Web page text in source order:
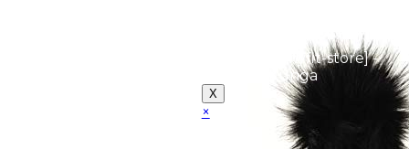
Copyright [myfit-store] -
Made by Kunga
X
×